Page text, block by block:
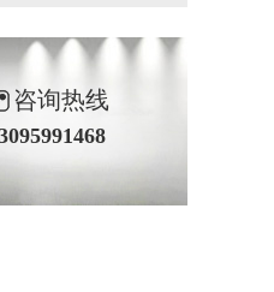
咨询热线